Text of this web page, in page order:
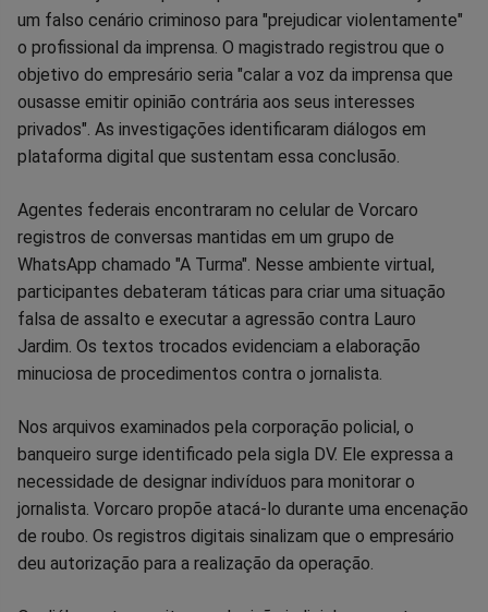
um falso cenário criminoso para "prejudicar violentamente"
o profissional da imprensa. O magistrado registrou que o
objetivo do empresário seria "calar a voz da imprensa que
ousasse emitir opinião contrária aos seus interesses
privados". As investigações identificaram diálogos em
plataforma digital que sustentam essa conclusão.
Agentes federais encontraram no celular de Vorcaro
registros de conversas mantidas em um grupo de
WhatsApp chamado "A Turma". Nesse ambiente virtual,
participantes debateram táticas para criar uma situação
falsa de assalto e executar a agressão contra Lauro
Jardim. Os textos trocados evidenciam a elaboração
minuciosa de procedimentos contra o jornalista.
Nos arquivos examinados pela corporação policial, o
banqueiro surge identificado pela sigla DV. Ele expressa a
necessidade de designar indivíduos para monitorar o
jornalista. Vorcaro propõe atacá-lo durante uma encenação
de roubo. Os registros digitais sinalizam que o empresário
deu autorização para a realização da operação.